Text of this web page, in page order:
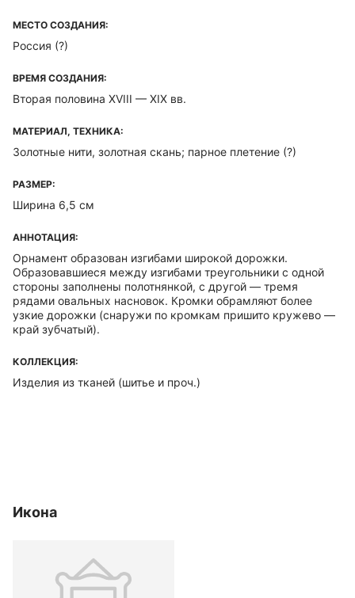
МЕСТО СОЗДАНИЯ:
Россия (?)
ВРЕМЯ СОЗДАНИЯ:
Вторая половина XVIII — XIX вв.
МАТЕРИАЛ, ТЕХНИКА:
Золотные нити, золотная скань; парное плетение (?)
РАЗМЕР:
Ширина 6,5 см
АННОТАЦИЯ:
Орнамент образован изгибами широкой дорожки.
Образовавшиеся между изгибами треугольники с одной
стороны заполнены полотнянкой, с другой — тремя
рядами овальных насновок. Кромки обрамляют более
узкие дорожки (снаружи по кромкам пришито кружево —
край зубчатый).
КОЛЛЕКЦИЯ:
Изделия из тканей (шитье и проч.)
Икона